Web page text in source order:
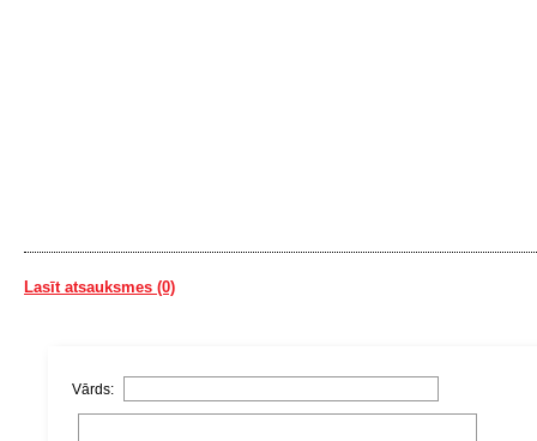
Lasīt atsauksmes (0)
Vārds: